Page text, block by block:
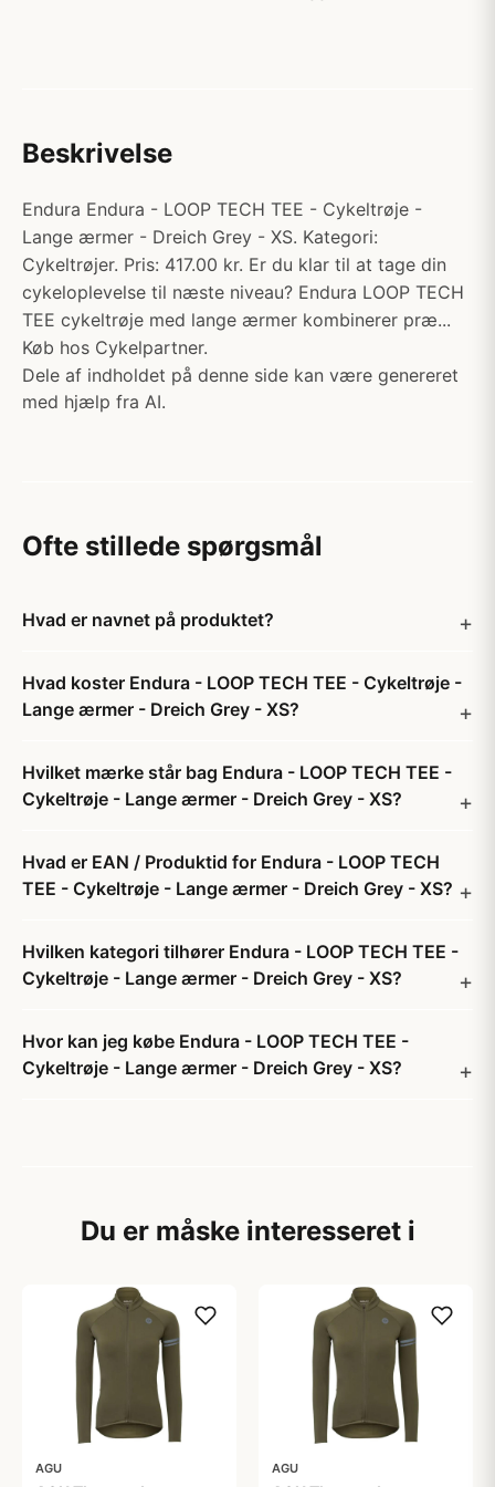
Beskrivelse
Endura Endura - LOOP TECH TEE - Cykeltrøje -
Lange ærmer - Dreich Grey - XS. Kategori:
Cykeltrøjer. Pris: 417.00 kr. Er du klar til at tage din
cykeloplevelse til næste niveau? Endura LOOP TECH
TEE cykeltrøje med lange ærmer kombinerer præ...
Køb hos Cykelpartner.
Dele af indholdet på denne side kan være genereret
med hjælp fra AI.
Ofte stillede spørgsmål
Hvad er navnet på produktet?
Hvad koster Endura - LOOP TECH TEE - Cykeltrøje -
Lange ærmer - Dreich Grey - XS?
Hvilket mærke står bag Endura - LOOP TECH TEE -
Cykeltrøje - Lange ærmer - Dreich Grey - XS?
Hvad er EAN / Produktid for Endura - LOOP TECH
TEE - Cykeltrøje - Lange ærmer - Dreich Grey - XS?
Hvilken kategori tilhører Endura - LOOP TECH TEE -
Cykeltrøje - Lange ærmer - Dreich Grey - XS?
Hvor kan jeg købe Endura - LOOP TECH TEE -
Cykeltrøje - Lange ærmer - Dreich Grey - XS?
Du er måske interesseret i
AGU AGU